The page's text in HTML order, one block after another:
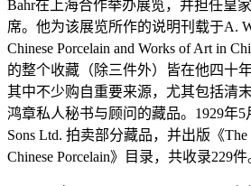
Bahr在上海合作举办展览，并担任皇
席。他为该展览所作的说明刊载于A.
Chinese Porcelain and Works of Art in
的整个收藏（除三件外）皆在他四十
其中不少购自重要来源，尤其包括清
鸿章私人秘书与顾问的藏品。 1929年5
Sons Ltd. 拍卖部分藏品，并出版《The
Chinese Porcelain》目录，共收录229件